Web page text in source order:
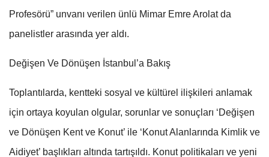
Profesörü” unvanı verilen ünlü Mimar Emre Arolat da
panelistler arasında yer aldı.
Değişen Ve Dönüşen İstanbul’a Bakış
Toplantılarda, kentteki sosyal ve kültürel ilişkileri anlamak
için ortaya koyulan olgular, sorunlar ve sonuçları ‘Değişen
ve Dönüşen Kent ve Konut’ ile ‘Konut Alanlarında Kimlik ve
Aidiyet’ başlıkları altında tartışıldı. Konut politikaları ve yeni